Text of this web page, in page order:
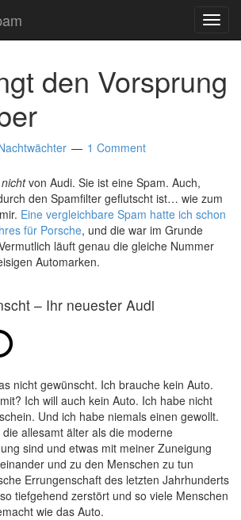
den Vorsprung
1 Comment
nichtvon Audi. Sie ist eine Spam. Auch,
den Spamfilter geflutscht ist… wie zum
Eine vergleichbare Spam hatte ich schon
für Porsche, und die war im Grunde
läuft genau die gleiche Nummer
Automarken.
– Ihr neuester Audi
nicht gewünscht. Ich brauche kein Auto.
Ich will auch kein Auto. Ich habe nicht
Und ich habe niemals einen gewollt.
allesamt älter als die moderne
sind und etwas mit meiner Zuneigung
und zu den Menschen zu tun
Errungenschaft des letzten Jahrhunderts
tiefgehend zerstört und so viele Menschen
wie das Auto.